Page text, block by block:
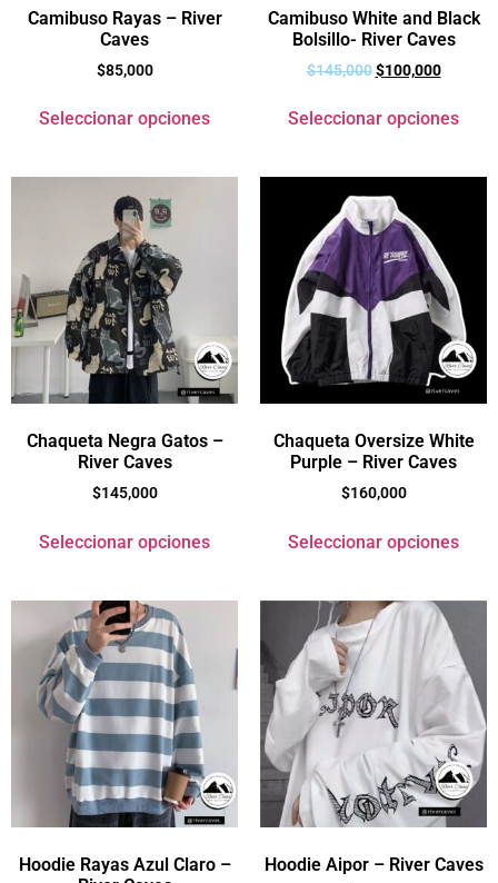
Camibuso Rayas – River
Caves
$85,000
Seleccionar opciones
Camibuso White and Black
Bolsillo- River Caves
$145,000 $100,000
Seleccionar opciones
Chaqueta Negra Gatos –
River Caves
$145,000
Seleccionar opciones
Chaqueta Oversize White
Purple – River Caves
$160,000
Seleccionar opciones
Hoodie Rayas Azul Claro –
Hoodie Aipor – River Caves